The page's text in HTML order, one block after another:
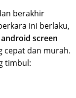
berakhir
ini berlaku,
android screen
cepat dan murah.
timbul: